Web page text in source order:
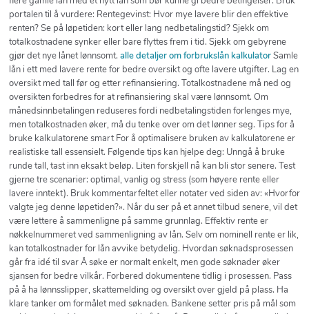
portalen til å vurdere: Rentegevinst: Hvor mye lavere blir den effektive
renten? Se på løpetiden: kort eller lang nedbetalingstid? Sjekk om
totalkostnadene synker eller bare flyttes frem i tid. Sjekk om gebyrene
gjør det nye lånet lønnsomt. alle detaljer om forbrukslån kalkulatorSamle
lån i ett med lavere rente for bedre oversikt og ofte lavere utgifter. Lag en
oversikt med tall før og etter refinansiering. Totalkostnadene må ned og
oversikten forbedres for at refinansiering skal være lønnsomt. Om
månedsinnbetalingen reduseres fordi nedbetalingstiden forlenges mye,
men totalkostnaden øker, må du tenke over om det lønner seg. Tips for å
bruke kalkulatorene smart For å optimalisere bruken av kalkulatorene er
realistiske tall essensielt. Følgende tips kan hjelpe deg: Unngå å bruke
runde tall, tast inn eksakt beløp. Liten forskjell nå kan bli stor senere. Test
gjerne tre scenarier: optimal, vanlig og stress (som høyere rente eller
lavere inntekt). Bruk kommentarfeltet eller notater ved siden av: «Hvorfor
valgte jeg denne løpetiden?». Når du ser på et annet tilbud senere, vil det
være lettere å sammenligne på samme grunnlag. Effektiv rente er
nøkkelnummeret ved sammenligning av lån. Selv om nominell rente er lik,
kan totalkostnader for lån avvike betydelig. Hvordan søknadsprosessen
går fra idé til svar Å søke er normalt enkelt, men gode søknader øker
sjansen for bedre vilkår. Forbered dokumentene tidlig i prosessen. Pass
på å ha lønnsslipper, skattemelding og oversikt over gjeld på plass. Ha
klare tanker om formålet med søknaden. Bankene setter pris på mål som